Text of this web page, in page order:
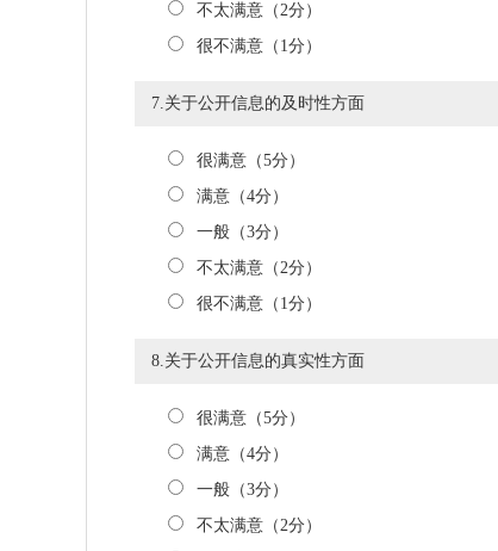
不太满意（2分）
很不满意（1分）
7.关于公开信息的及时性方面
很满意（5分）
满意（4分）
一般（3分）
不太满意（2分）
很不满意（1分）
8.关于公开信息的真实性方面
很满意（5分）
满意（4分）
一般（3分）
不太满意（2分）